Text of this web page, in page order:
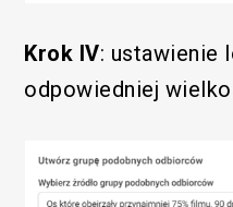
Krok IV: ustawienie
odpowiedniej